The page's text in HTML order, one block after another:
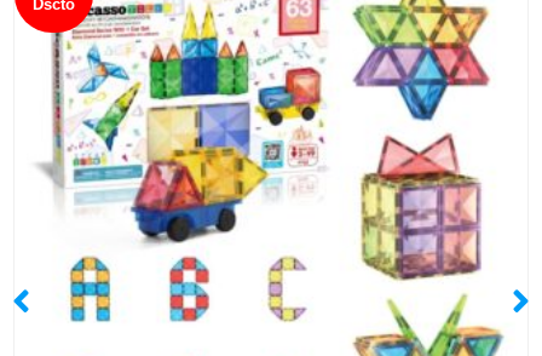
Dscto